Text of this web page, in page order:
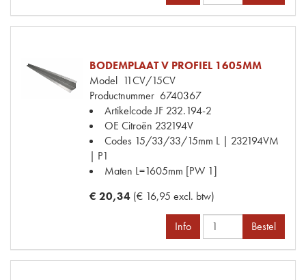
BODEMPLAAT V PROFIEL 1605MM
Model 11CV/15CV
Productnummer 6740367
Artikelcode JF 232.194-2
OE Citroën 232194V
Codes 15/33/33/15mm L | 232194VM
| P1
Maten L=1605mm [PW 1]
€ 20,34 (€ 16,95 excl. btw)
Info Bestel